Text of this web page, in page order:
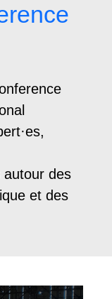
autour des
et des